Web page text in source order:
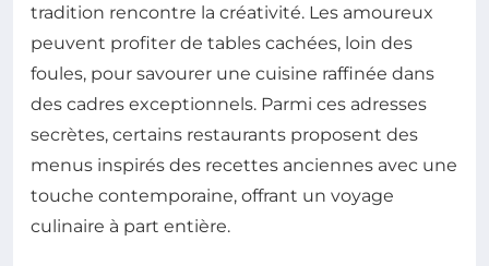
tradition rencontre la créativité. Les amoureux
peuvent profiter de tables cachées, loin des
foules, pour savourer une cuisine raffinée dans
des cadres exceptionnels. Parmi ces adresses
secrètes, certains restaurants proposent des
menus inspirés des recettes anciennes avec une
touche contemporaine, offrant un voyage
culinaire à part entière.